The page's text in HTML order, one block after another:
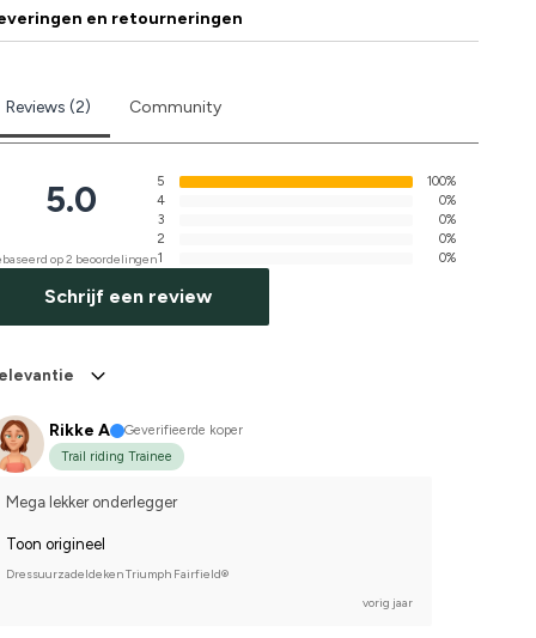
en retourneringen
Reviews (2) Community
5.0
op 2 beoordelingen
5
100%
4
0%
3
0%
2
0%
1
0%
Schrijf een review
Rikke A
Geverifieerde koper
Trail riding Trainee
Mega lekker onderlegger
Toon origineel
Dressuurzadeldeken Triumph Fairfield®
vorig jaar